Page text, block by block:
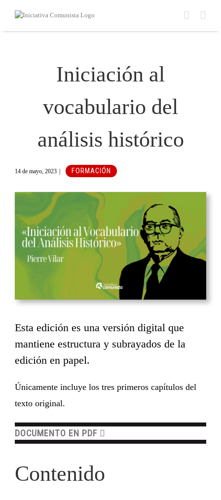
Iniciación al
vocabulario del
análisis histórico
14 de mayo, 2023 FORMACIÓN
Esta edición es una versión digital que
mantiene estructura y subrayados de la
edición en papel.
Únicamente incluye los tres primeros capítulos del
texto original.
DOCUMENTO EN PDF
Contenido